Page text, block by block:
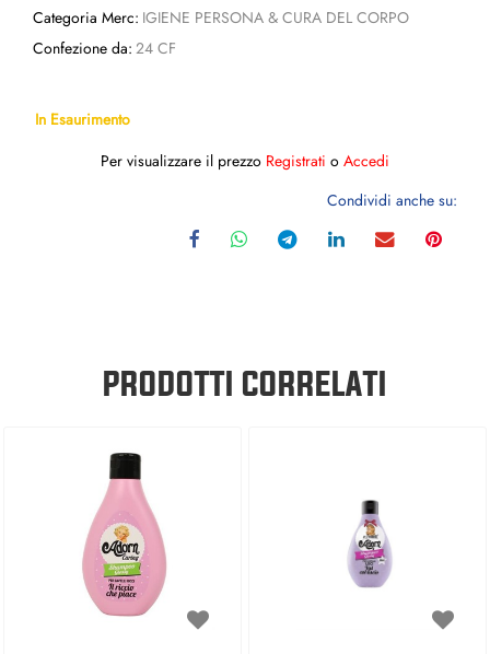
Categoria Merc: IGIENE PERSONA & CURA DEL CORPO
Confezione da: 24 CF
In Esaurimento
Per visualizzare il prezzo Registrati o Accedi
Condividi anche su:
PRODOTTI CORRELATI